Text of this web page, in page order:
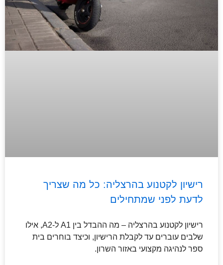
רישיון לקטנוע בהרצליה: כל מה שצריך
לדעת לפני שמתחילים
רישיון לקטנוע בהרצליה – מה ההבדל בין A1 ל-A2, אילו
שלבים עוברים עד לקבלת הרישיון, וכיצד בוחרים בית
ספר לנהיגה מקצועי באזור השרון.